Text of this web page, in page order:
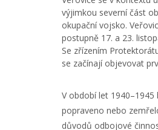
výjimkou severní část
okupační vojsko.
postupně 17. a 23.
Se zřízením
se začínají objevovat
V období let
popraveno nebo
důvodů odbojové